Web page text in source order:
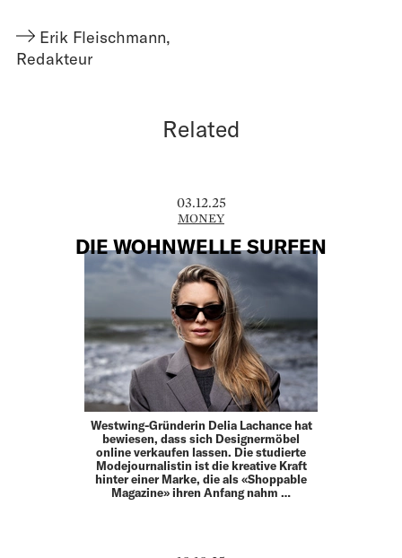
Erik Fleischmann,
Redakteur
Related
03.12.25
MONEY
DIE WOHNWELLE SURFEN
Westwing-Gründerin Delia Lachance hat
bewiesen, dass sich Designermöbel
online verkaufen lassen. Die studierte
Modejournalistin ist die kreative Kraft
hinter einer Marke, die als «Shoppable
Magazine» ihren Anfang nahm …